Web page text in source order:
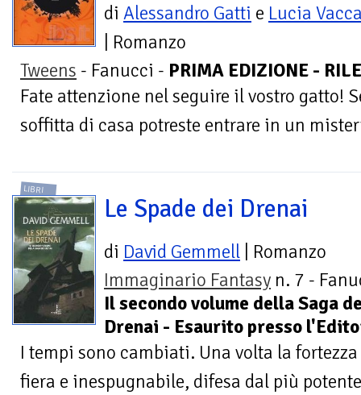
di Alessandro Gatti e Lucia
| Romanzo
Tweens - Fanucci - PRIMA EDIZIONE -
Fate attenzione nel seguire il vostro gatto!
soffitta di casa potreste entrare in un
LIBRI
Le Spade dei Drenai
di David Gemmell | Romanzo
Immaginario Fantasy n. 7 -
Il secondo volume della Saga
Drenai - Esaurito presso
I tempi sono cambiati. Una volta la
fiera e inespugnabile, difesa dal più